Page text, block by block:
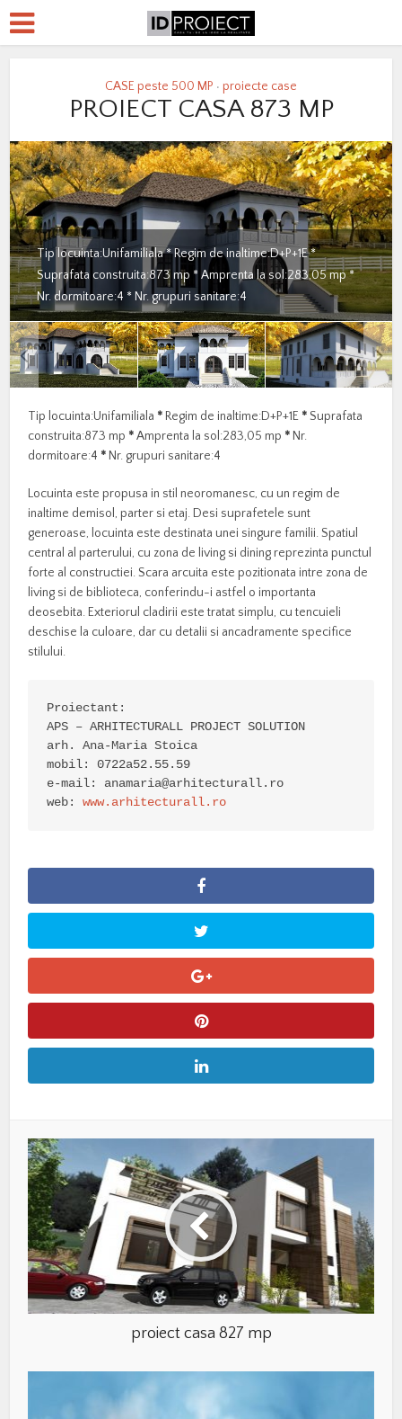
CASE peste 500 MP • proiecte case
PROIECT CASA 873 MP
Tip locuinta:Unifamiliala * Regim de inaltime:D+P+1E *
Suprafata construita:873 mp * Amprenta la sol:283,05 mp *
Nr. dormitoare:4 * Nr. grupuri sanitare:4
Tip locuinta:Unifamiliala * Regim de inaltime:D+P+1E * Suprafata
construita:873 mp *Amprenta la sol:283,05 mp * Nr.
dormitoare:4 * Nr. grupuri sanitare:4
Locuinta este propusa in stil neoromanesc, cu un regim de
inaltime demisol, parter si etaj. Desi suprafetele sunt
generoase, locuinta este destinata unei singure familii. Spatiul
central al parterului, cu zona de living si dining reprezinta punctul
forte al constructiei. Scara arcuita este pozitionata intre zona de
living si de biblioteca, conferindu-i astfel o importanta
deosebita. Exteriorul cladirii este tratat simplu, cu tencuieli
deschise la culoare, dar cu detalii si ancadramente specifice
stilului.
Proiectant:
APS – ARHITECTURALL PROJECT SOLUTION
arh. Ana-Maria Stoica
mobil: 0722a52.55.59
e-mail: anamaria@arhitecturall.ro
web: www.arhitecturall.ro
proiect casa 827 mp